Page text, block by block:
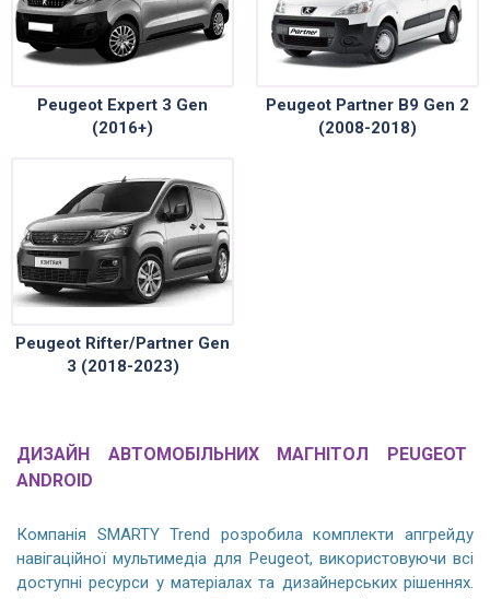
Peugeot Expert 3 Gen
(2016+)
Peugeot Partner B9 Gen 2
(2008-2018)
Peugeot Rifter/Partner Gen
3 (2018-2023)
ДИЗАЙН АВТОМОБІЛЬНИХ МАГНІТОЛ PEUGEOT
ANDROID
Компанія SMARTY Trend розробила комплекти апгрейду
навігаційної мультимедіа для Peugeot, використовуючи всі
доступні ресурси у матеріалах та дизайнерських рішеннях.